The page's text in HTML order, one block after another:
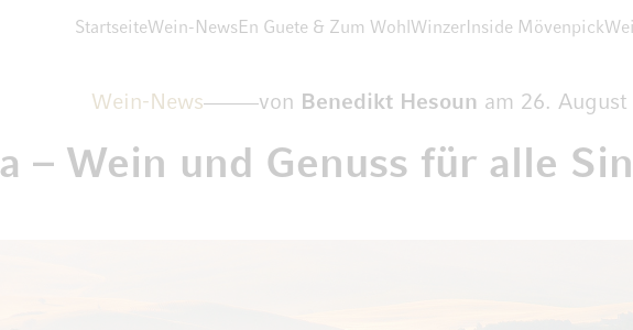
StartseiteWein-News En Guete & Zum Wohl Winzer Inside Mövenpick
Wein-News von Benedikt Hesoun am 26. August
– Wein und Genuss für alle